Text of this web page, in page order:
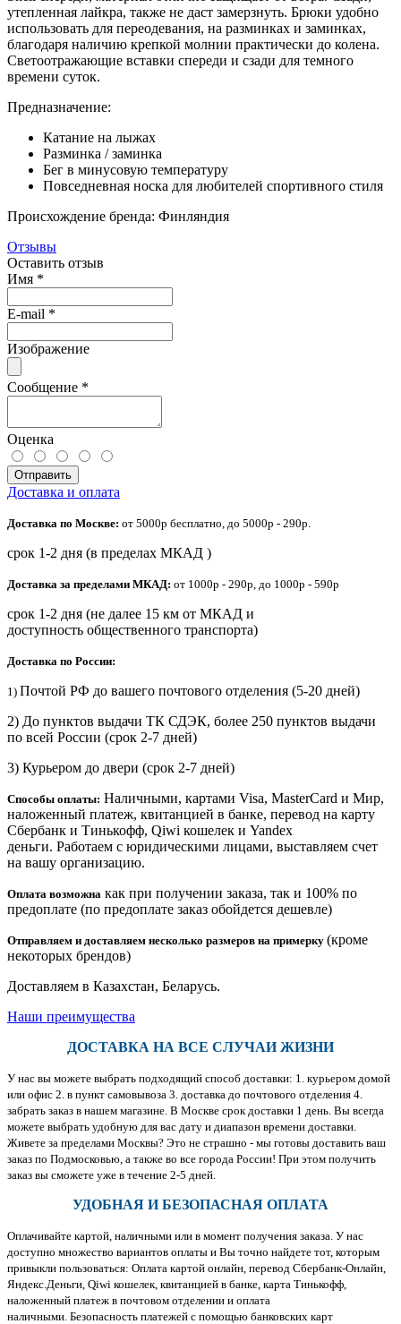
утепленная лайкра, также не даст замерзнуть. Брюки удобно
использовать для переодевания, на разминках и заминках,
благодаря наличию крепкой молнии практически до колена.
Светоотражающие вставки спереди и сзади для темного
времени суток.
Предназначение:
Катание на лыжах
Разминка / заминка
Бег в минусовую температуру
Повседневная носка для любителей спортивного стиля
Происхождение бренда: Финляндия
Отзывы
Оставить отзыв
Имя *
E-mail *
Изображение
Сообщение *
Оценка
Отправить
Доставка и оплата
Доставка по Москве: от 5000р бесплатно, до 5000р - 290р.
срок 1-2 дня (в пределах МКАД )
Доставка за пределами МКАД: от 1000р - 290р, до 1000р - 590р
срок 1-2 дня (не далее 15 км от МКАД и
доступность общественного транспорта)
Доставка по России:
1) Почтой РФ до вашего почтового отделения (5-20 дней)
2) До пунктов выдачи ТК СДЭК, более 250 пунктов выдачи
по всей России (срок 2-7 дней)
3) Курьером до двери (срок 2-7 дней)
Способы оплаты: Наличными, картами Visa, MasterCard и Мир,
наложенный платеж, квитанцией в банке, перевод на карту
Сбербанк и Тинькофф, Qiwi кошелек и Yandex
деньги. Работаем с юридическими лицами, выставляем счет
на вашу организацию.
Оплата возможна как при получении заказа, так и 100% по
предоплате (по предоплате заказ обойдется дешевле)
Отправляем и доставляем несколько размеров на примерку (кроме
некоторых брендов)
Доставляем в Казахстан, Беларусь.
Наши преимущества
ДОСТАВКА НА ВСЕ СЛУЧАИ ЖИЗНИ
У нас вы можете выбрать подходящий способ доставки: 1. курьером домой
или офис 2. в пункт самовывоза 3. доставка до почтового отделения 4.
забрать заказ в нашем магазине. В Москве срок доставки 1 день. Вы всегда
можете выбрать удобную для вас дату и диапазон времени доставки.
Живете за пределами Москвы? Это не страшно - мы готовы доставить ваш
заказ по Подмосковью, а также во все города России! При этом получить
заказ вы сможете уже в течение 2-5 дней.
УДОБНАЯ И БЕЗОПАСНАЯ ОПЛАТА
Оплачивайте картой, наличными или в момент получения заказа. У нас
доступно множество вариантов оплаты и Вы точно найдете тот, которым
привыкли пользоваться: Оплата картой онлайн, перевод Сбербанк-Онлайн,
Яндекс.Деньги, Qiwi кошелек, квитанцией в банке, карта Тинькофф,
наложенный платеж в почтовом отделении и оплата
наличными. Безопасность платежей с помощью банковских карт